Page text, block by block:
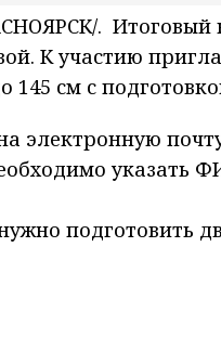
. Итоговый
К участию
145 см с
электронную
указать
подготовить